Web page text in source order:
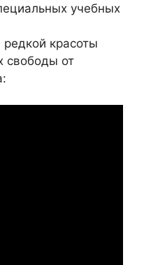
учебных
красоты
свободы от